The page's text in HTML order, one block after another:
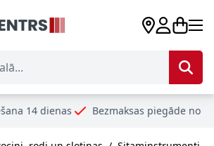
Bezmaksas piegāde no 99€